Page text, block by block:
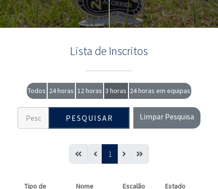
Lista de Inscritos
Todos 24 horas 12 horas 3 horas 24 horas em equipas
PESQUISAR Limpar Pesquisa
1
Tipo de
Nome Escalão Estado